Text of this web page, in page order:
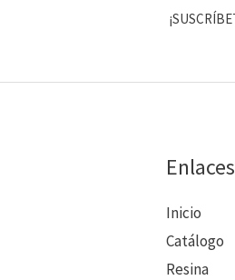
Inicio
Catálogo
Resina